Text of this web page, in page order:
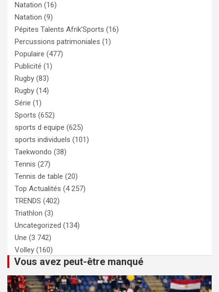
Natation (16)
Natation (9)
Pépites Talents Afrik'Sports (16)
Percussions patrimoniales (1)
Populaire (477)
Publicité (1)
Rugby (83)
Rugby (14)
Série (1)
Sports (652)
sports d equipe (625)
sports individuels (101)
Taekwondo (38)
Tennis (27)
Tennis de table (20)
Top Actualités (4 257)
TRENDS (402)
Triathlon (3)
Uncategorized (134)
Une (3 742)
Volley (160)
Vous avez peut-être manqué